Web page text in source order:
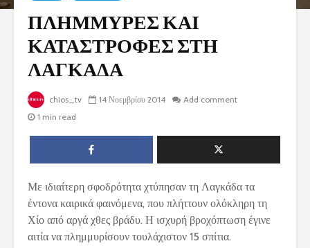
ΠΛΗΜΜΥΡΕΣ ΚΑΙ
ΚΑΤΑΣΤΡΟΦΕΣ ΣΤΗ
ΛΑΓΚΑΔΑ
chios_tv 14 Νοεμβρίου 2014
Add comment
1 min read
Με ιδιαίτερη σφοδρότητα χτύπησαν τη Λαγκάδα τα
έντονα καιρικά φαινόμενα, που πλήττουν ολόκληρη τη
Χίο από αργά χθες βράδυ. Η ισχυρή βροχόπτωση έγινε
αιτία να πλημμυρίσουν τουλάχιστον 15 σπίτια.